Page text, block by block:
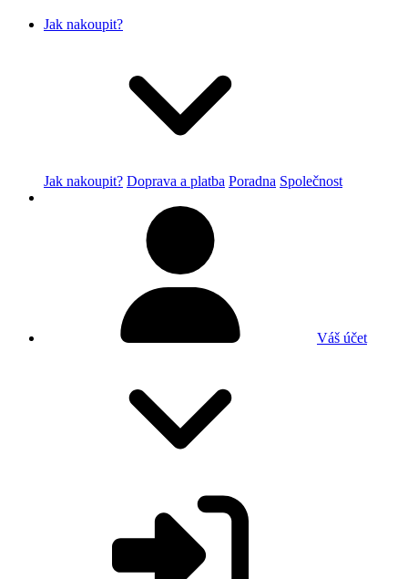
Jak nakoupit?
Jak nakoupit? Doprava a platba Poradna Společnost
Váš účet